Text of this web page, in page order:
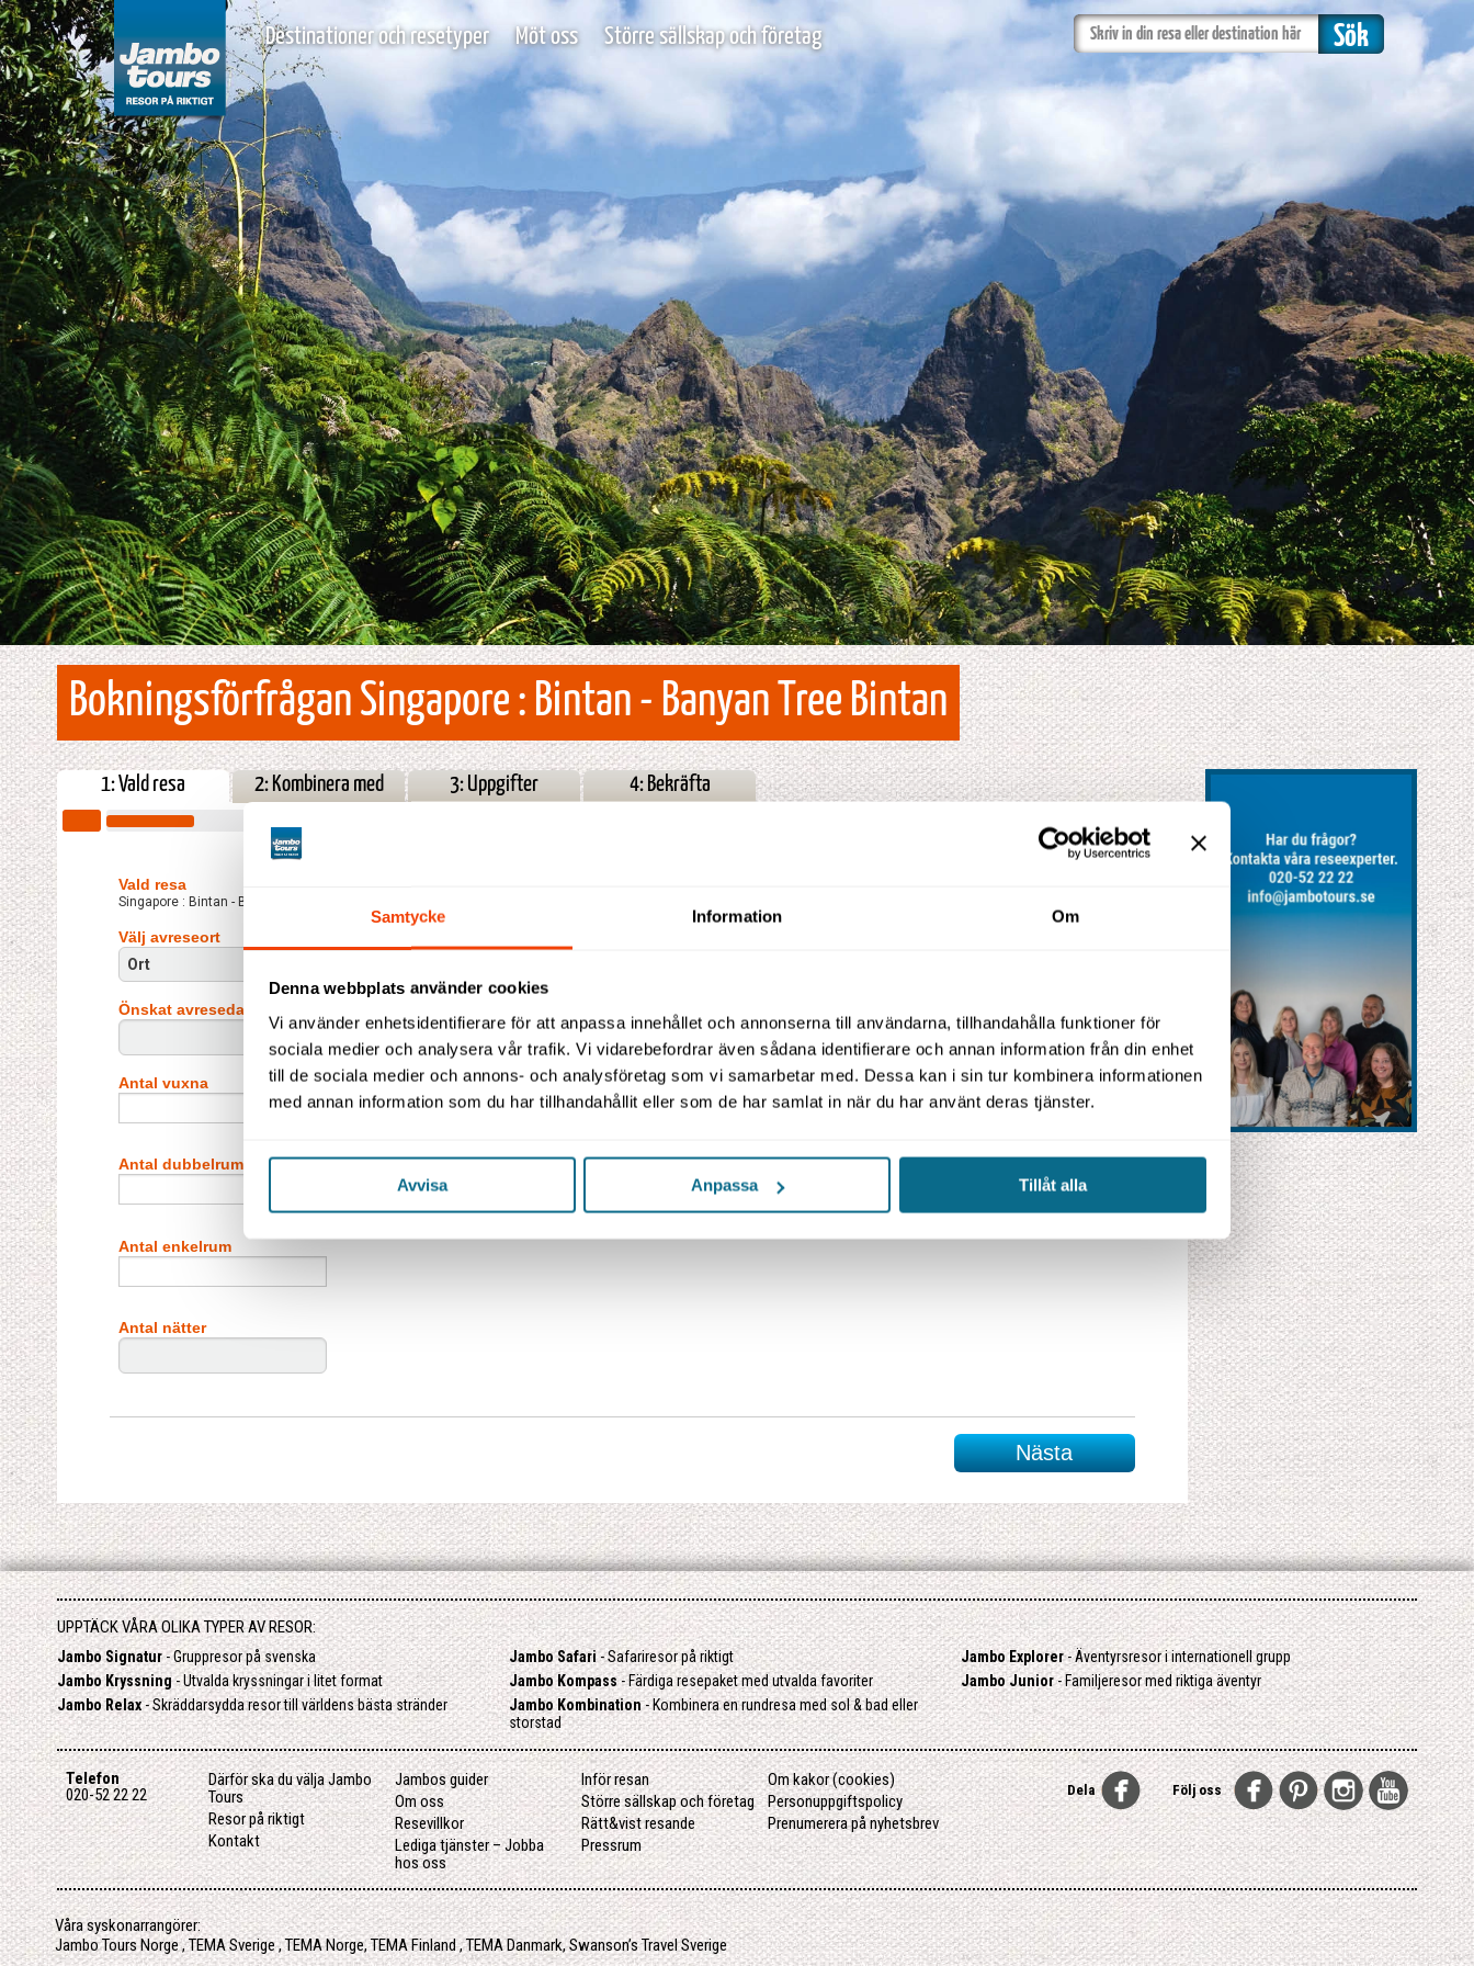
Samtycke Information Om
Denna webbplats använder cookies
Vi använder enhetsidentifierare för att anpassa innehållet och annonserna till användarna, tillhandahålla funktioner för
sociala medier och analysera vår trafik. Vi vidarebefordrar även sådana identifierare och annan information från din enhet
till de sociala medier och annons- och analysföretag som vi samarbetar med. Dessa kan i sin tur kombinera informationen
med annan information som du har tillhandahållit eller som de har samlat in när du har använt deras tjänster.
Avvisa Anpassa Tillåt alla
Destinationer och resetyper Möt oss Större sällskap och företag
Bokningsförfrågan Singapore : Bintan - Banyan Tree Bintan
1: Vald resa 2: Kombinera med 3: Uppgifter 4: Bekräfta
Vald resa
Singapore : Bintan - Banyan Tree Bintan
Välj avreseort
Ort
Önskat avresedatum
Antal vuxna Antal barn (2–11 år)
Antal dubbelrum Antal barn i extrabädd**
Antal enkelrum
Antal nätter
UPPTÄCK VÅRA OLIKA TYPER AV RESOR:
Jambo Signatur- Gruppresor på svenska Jambo Safari- Safariresor på riktigt Jambo Explorer- Äventyrsresor i internationell grupp
Jambo Kryssning- Utvalda kryssningar i litet format Jambo Kompass- Färdiga resepaket med utvalda favoriter Jambo Junior- Familjeresor med riktiga äventyr
Jambo Relax- Skräddarsydda resor till världens bästa stränder Jambo Kombination- Kombinera en rundresa med sol & bad eller
storstad
Telefon
020-52 22 22
Därför ska du välja Jambo
Tours
Resor på riktigt
Kontakt
Jambos guider
Om oss
Resevillkor
Lediga tjänster – Jobba
hos oss
Inför resan
Större sällskap och företag
Rätt&vist resande
Pressrum
Om kakor (cookies)
Personuppgiftspolicy
Prenumerera på nyhetsbrev
Följ oss
Dela
Våra syskonarrangörer:
Jambo Tours Norge,TEMA Sverige,TEMA Norge,TEMA Finland,TEMA Danmark,Swanson’s Travel Sverige
XClose